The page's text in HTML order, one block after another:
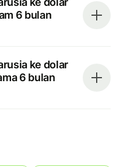
6 bulan
ke dolar
6 bulan